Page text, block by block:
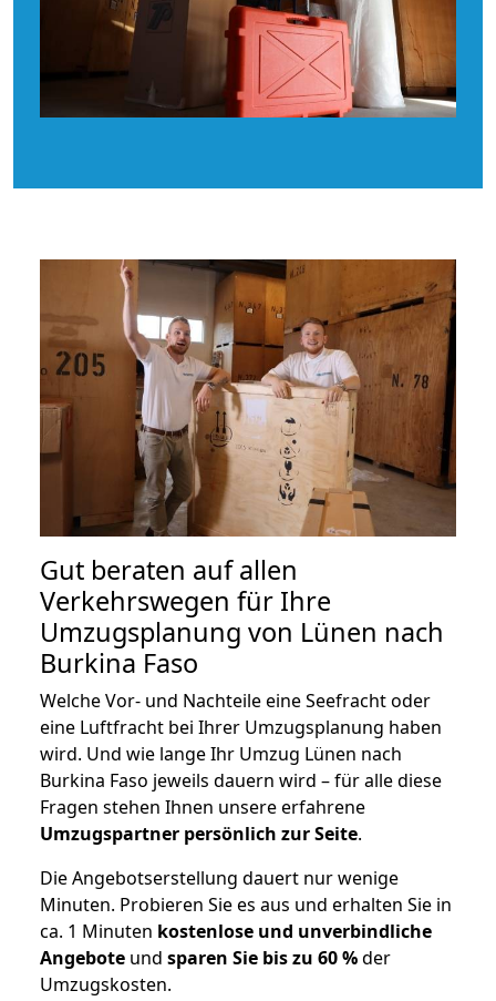
Gut beraten auf allen
Verkehrswegen für Ihre
Umzugsplanung von Lünen nach
Burkina Faso
Welche Vor- und Nachteile eine Seefracht oder
eine Luftfracht bei Ihrer Umzugsplanung haben
wird. Und wie lange Ihr Umzug Lünen nach
Burkina Faso jeweils dauern wird – für alle diese
Fragen stehen Ihnen unsere erfahrene
Umzugspartner persönlich zur Seite.
Die Angebotserstellung dauert nur wenige
Minuten. Probieren Sie es aus und erhalten Sie in
ca. 1 Minuten kostenlose und unverbindliche
Angebote und sparen Sie bis zu 60 %der
Umzugskosten.